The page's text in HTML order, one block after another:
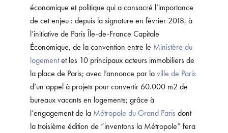
économique et politique qui a consacré l’importance
de cet enjeu : depuis la signature en février 2018, à
l’initiative de Paris Île-de-France Capitale
Économique, de la convention entre le Ministère du
logementet les 10 principaux acteurs immobiliers de
la place de Paris; avec l’annonce par laville de Paris
d’un appel à projets pour convertir 60.000 m2 de
bureaux vacants en logements; grâce à
l’engagement de la Métropole du Grand Paris dont
la troisième édition de “inventons la Métropole” fera